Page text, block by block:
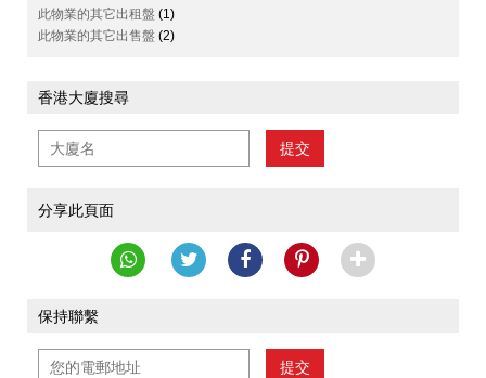
此物業的其它出租盤 (1)
此物業的其它出售盤 (2)
香港大廈搜尋
提交
分享此頁面
保持聯繫
提交